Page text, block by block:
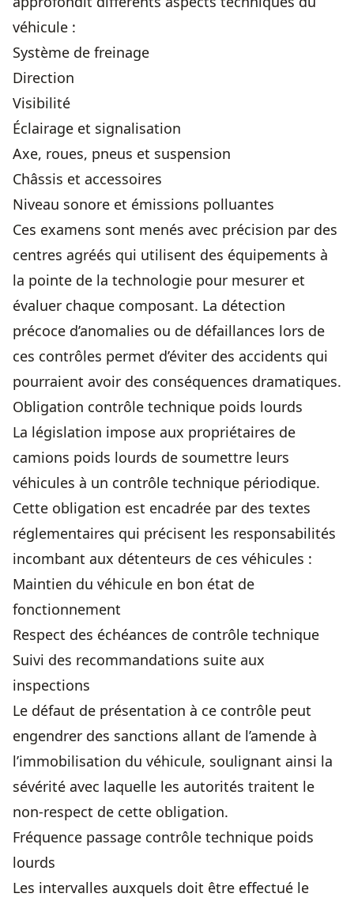
véhicule :
Système de freinage
Direction
Visibilité
Éclairage et signalisation
Axe, roues, pneus et suspension
Châssis et accessoires
Niveau sonore et émissions polluantes
Ces examens sont menés avec précision par des
centres agréés qui utilisent des équipements à
la pointe de la technologie pour mesurer et
évaluer chaque composant. La détection
précoce d’anomalies ou de défaillances lors de
ces contrôles permet d’éviter des accidents qui
pourraient avoir des conséquences dramatiques.
Obligation contrôle technique poids lourds
La législation impose aux propriétaires de
camions poids lourds de soumettre leurs
véhicules à un contrôle technique périodique.
Cette obligation est encadrée par des textes
réglementaires qui précisent les responsabilités
incombant aux détenteurs de ces véhicules :
Maintien du véhicule en bon état de
fonctionnement
Respect des échéances de contrôle technique
Suivi des recommandations suite aux
inspections
Le défaut de présentation à ce contrôle peut
engendrer des sanctions allant de l’amende à
l’immobilisation du véhicule, soulignant ainsi la
sévérité avec laquelle les autorités traitent le
non-respect de cette obligation.
Fréquence passage contrôle technique poids
lourds
Les intervalles auxquels doit être effectué le